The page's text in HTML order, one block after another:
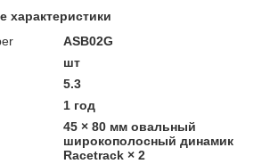
характеристики
ASB02G
шт
5.3
1 год
45 × 80 мм овальный
широкополосный динамик
Racetrack × 2